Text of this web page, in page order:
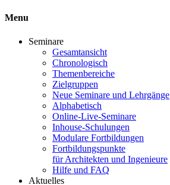
Menu
Seminare
Gesamtansicht
Chronologisch
Themenbereiche
Zielgruppen
Neue Seminare und Lehrgänge
Alphabetisch
Online-Live-Seminare
Inhouse-Schulungen
Modulare Fortbildungen
Fortbildungspunkte
für Architekten und Ingenieure
Hilfe und FAQ
Aktuelles